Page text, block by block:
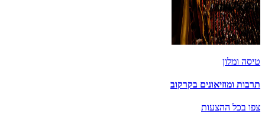
טיסה ומלון
תרבות ומוזיאונים בקרקוב
צפו בכל ההצעות